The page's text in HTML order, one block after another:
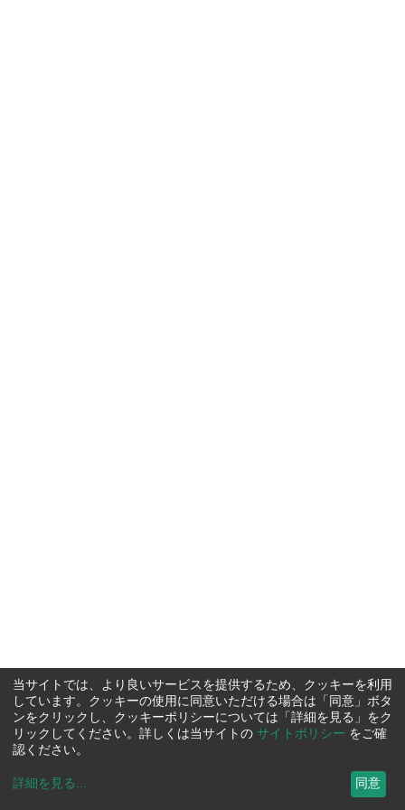
当サイトでは、より良いサービスを提供するため、クッキーを利用
しています。クッキーの使用に同意いただける場合は「同意」ボタ
ンをクリックし、クッキーポリシーについては「詳細を見る」をク
リックしてください。詳しくは当サイトの サイトポリシー をご確
認ください。
詳細を見る ... 同意